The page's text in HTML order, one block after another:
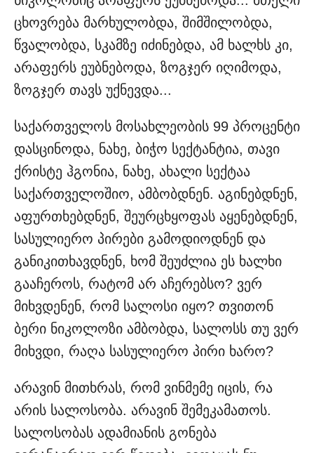
ცხოვრება მარხულობდა, შიმშილობდა,
წვალობდა, სკამზე იძინებდა, ამ ხალხს კი,
არაფერს ეუბნებოდა, ზოგჯერ იღიმოდა,
ზოგჯერ თავს უქნევდა...
საქართველოს მოსახლეობის 99 პროცენტი
დასცინოდა, ნახე, ბიჭო სექტანტია, თავი
ქრისტე ჰგონია, ნახე, ახალი სექტაა
საქართველოშიო, ამბობდნენ. აგინებდნენ,
აფურთხებდნენ, შეურცხყოფას აყენებდნენ,
სასულიერო პირები გამოდიოდნენ და
განიკითხავდნენ, ხომ შეუძლია ეს ხალხი
გააჩეროს, რატომ არ აჩერებსო? ვერ
მიხვდენენ, რომ სალოსი იყო? თვითონ
ბერი ნიკოლოზი ამბობდა, სალოსს თუ ვერ
მიხვდი, რაღა სასულიერო პირი ხარო?
არავინ მითხრას, რომ ვინმემე იცის, რა
არის სალოსობა. არავინ შემეკამათოს.
სალოსობას ადამიანის გონება